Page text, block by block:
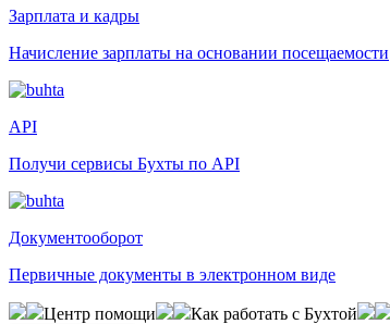
Зарплата и кадры
Начисление зарплаты на основании посещаемости
API
Получи сервисы Бухты по API
Документооборот
Первичные документы в электронном виде
Центр помощи Как работать с Бухтой